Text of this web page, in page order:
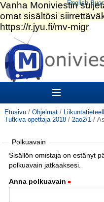
Siirry
sisältöön.
|
Siirry
navigointiin
Sections
Etusivu / Ohjelmat /
Tutkiva opettaja 2018 / 2ao2/1 /
Polkuavain
Sisällön omistaja on estänyt
polkuavain jatkaaksesi.
Anna polkuavain
English